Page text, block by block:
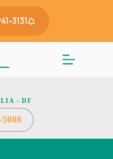
3131
- DF